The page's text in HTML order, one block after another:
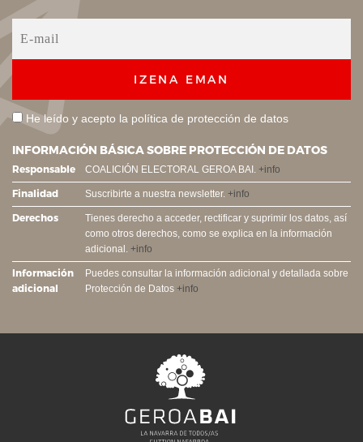
IZENA EMAN
He leído y acepto la política de protección de datos
INFORMACIÓN BÁSICA SOBRE PROTECCIÓN DE DATOS
Responsable COALICIÓN ELECTORAL GEROA BAI. +info
Finalidad Suscribirte a nuestra newsletter. +info
Derechos
Tienes derecho a acceder, rectificar y suprimir los datos, así
como otros derechos, como se explica en la información
adicional. +info
Información
adicional
Puedes consultar la información adicional y detallada sobre
Protección de Datos +info